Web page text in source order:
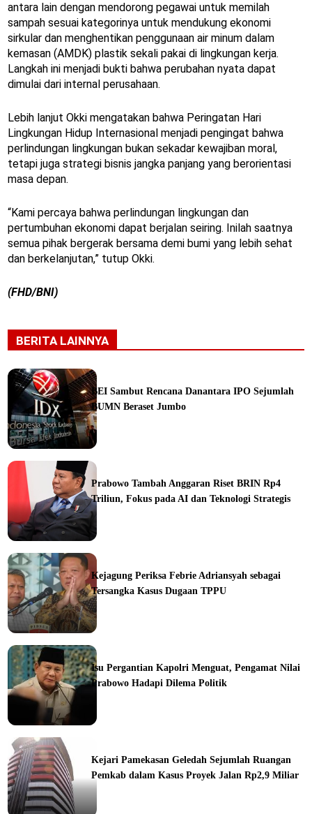
antara lain dengan mendorong pegawai untuk memilah
sampah sesuai kategorinya untuk mendukung ekonomi
sirkular dan menghentikan penggunaan air minum dalam
kemasan (AMDK) plastik sekali pakai di lingkungan kerja.
Langkah ini menjadi bukti bahwa perubahan nyata dapat
dimulai dari internal perusahaan.
Lebih lanjut Okki mengatakan bahwa Peringatan Hari
Lingkungan Hidup Internasional menjadi pengingat bahwa
perlindungan lingkungan bukan sekadar kewajiban moral,
tetapi juga strategi bisnis jangka panjang yang berorientasi
masa depan.
“Kami percaya bahwa perlindungan lingkungan dan
pertumbuhan ekonomi dapat berjalan seiring. Inilah saatnya
semua pihak bergerak bersama demi bumi yang lebih sehat
dan berkelanjutan,” tutup Okki.
(FHD/BNI)
BERITA LAINNYA
BEI Sambut Rencana Danantara IPO Sejumlah
BUMN Beraset Jumbo
Prabowo Tambah Anggaran Riset BRIN Rp4
Triliun, Fokus pada AI dan Teknologi Strategis
Kejagung Periksa Febrie Adriansyah sebagai
Tersangka Kasus Dugaan TPPU
Isu Pergantian Kapolri Menguat, Pengamat Nilai
Prabowo Hadapi Dilema Politik
Kejari Pamekasan Geledah Sejumlah Ruangan
Pemkab dalam Kasus Proyek Jalan Rp2,9 Miliar